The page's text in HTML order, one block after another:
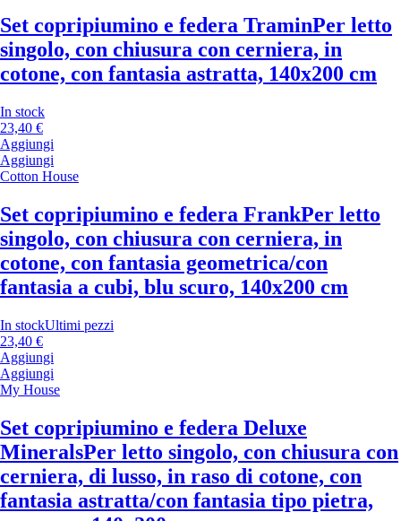
Set copripiumino e federa TraminPer letto
singolo, con chiusura con cerniera, in
cotone, con fantasia astratta, 140x200 cm
In stock
23,40 €
Aggiungi
Aggiungi
Cotton House
Set copripiumino e federa FrankPer letto
singolo, con chiusura con cerniera, in
cotone, con fantasia geometrica/con
fantasia a cubi, blu scuro, 140x200 cm
In stockUltimi pezzi
23,40 €
Aggiungi
Aggiungi
My House
Set copripiumino e federa Deluxe
MineralsPer letto singolo, con chiusura con
cerniera, di lusso, in raso di cotone, con
fantasia astratta/con fantasia tipo pietra,